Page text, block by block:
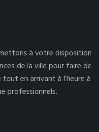
à votre disposition
de la ville pour faire de
en arrivant à l’heure à
professionnels.